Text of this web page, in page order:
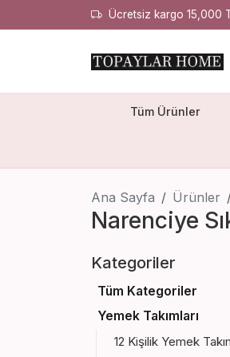
Ücretsiz kargo 15,000
Tüm Ürünler
Ana Sayfa Ürünler
Narenciye
Kategoriler
Tüm Kategoriler
Yemek Takımları
12 Kişilik Yemek